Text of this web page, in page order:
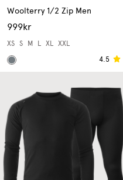
Woolterry 1/2 Zip Men
999kr
XS S M L XL
XXL
4.5